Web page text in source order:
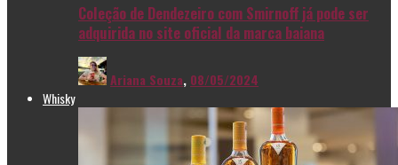
Coleção de Dendezeiro com Smirnoff já pode ser
adquirida no site oficial da marca baiana
Ariana Souza, 08/05/2024
Whisky